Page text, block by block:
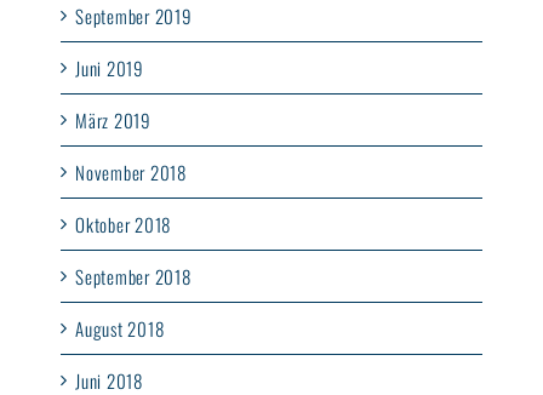
September 2019
Juni 2019
März 2019
November 2018
Oktober 2018
September 2018
August 2018
Juni 2018